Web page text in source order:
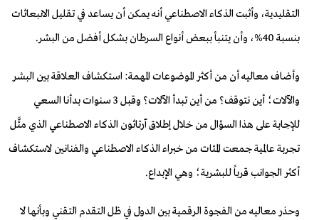
التقليدية، وأثبت الذكاء الاصطناعي أنه يمكن أن يساعد في تقليل الانبعاثات
بنسبة 40%، وأن يتنبأ ببعض أنواع السرطان بشكل أفضل من البشر.
وأضاف معاليه أن من أكثر الموضوعات المهمة: استكشاف العلاقة بين البشر
والآلات؛ أين نتوقف؟ من أين تبدأ الآلات؟ وقبل 3 سنوات بدأنا السعي
للإجابة على هذا السؤال من خلال إطلاق آرتاثون الذكاء الاصطناعي الذي مثَّل
تجربة عالمية جمعت المئات من خبراء الذكاء الاصطناعي والفنانين لاستكشاف
أكثر الجوانب قرباً للبشرية؛ وهي الإبداع.
وحذر معاليه من الفجوة الرقمية بين الدول في ظل التقدم التقني وبأنها لا